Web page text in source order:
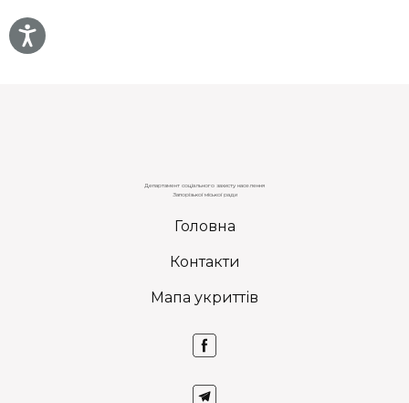
Департамент соціального захисту населення
Запорізької міської ради
Головна
Контакти
Мапа укриттів